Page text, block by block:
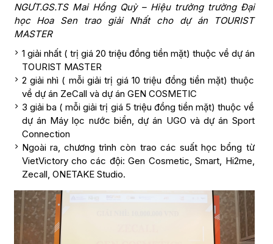
NGƯT.GS.TS Mai Hồng Quỳ – Hiệu trưởng trường Đại
học Hoa Sen trao giải Nhất cho dự án TOURIST
MASTER
1 giải nhất ( trị giá 20 triệu đồng tiền mặt) thuộc về dự án
TOURIST MASTER
2 giải nhì ( mỗi giải trị giá 10 triệu đồng tiền mặt) thuộc
về dự án ZeCall và dự án GEN COSMETIC
3 giải ba ( mỗi giải trị giá 5 triệu đồng tiền mặt) thuộc về
dự án Máy lọc nước biển, dự án UGO và dự án Sport
Connection
Ngoài ra, chương trình còn trao các suất học bổng từ
VietVictory cho các đội: Gen Cosmetic, Smart, Hi2me,
Zecall, ONETAKE Studio.